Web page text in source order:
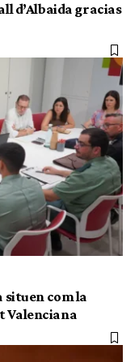
d’Albaida gracias
situen com la
Valenciana